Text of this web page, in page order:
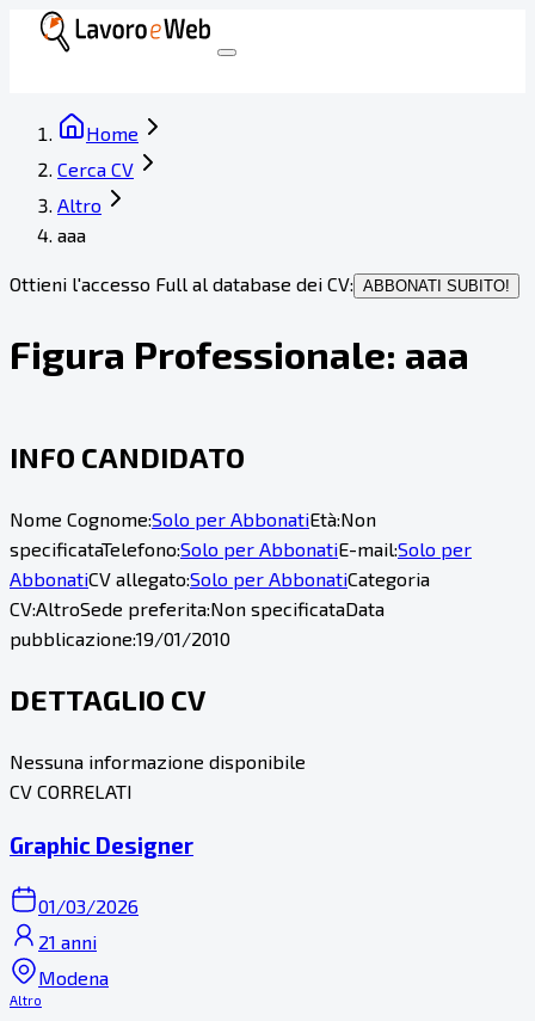
Home
Cerca CV
Altro
aaa
Ottieni l'accesso Full al database dei CV: ABBONATI SUBITO!
Figura Professionale: aaa
INFO CANDIDATO
Nome Cognome:Solo per AbbonatiEtà:Non
specificataTelefono:Solo per AbbonatiE-mail:Solo per
AbbonatiCV allegato:Solo per AbbonatiCategoria
CV:AltroSede preferita:Non specificataData
pubblicazione:19/01/2010
DETTAGLIO CV
Nessuna informazione disponibile
CV CORRELATI
Graphic Designer
01/03/2026
21 anni
Modena
Altro